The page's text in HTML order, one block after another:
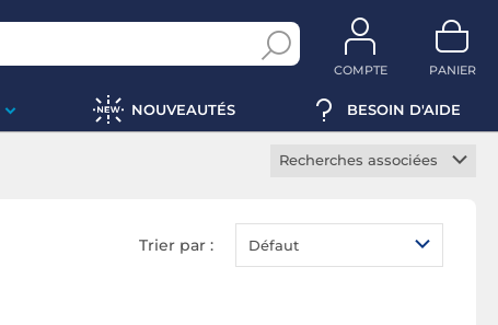
COMPTE PANIER
NOUVEAUTÉS BESOIN D'AIDE
Recherches associées
Figurine POP One Piece
Figurine POP Harry
Trier par : Défaut